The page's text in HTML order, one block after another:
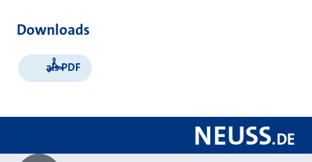
Downloads
als PDF
NEUSS.DE